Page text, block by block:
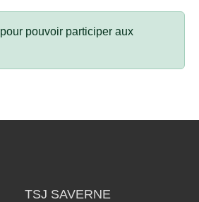
pour pouvoir participer aux
TSJ SAVERNE